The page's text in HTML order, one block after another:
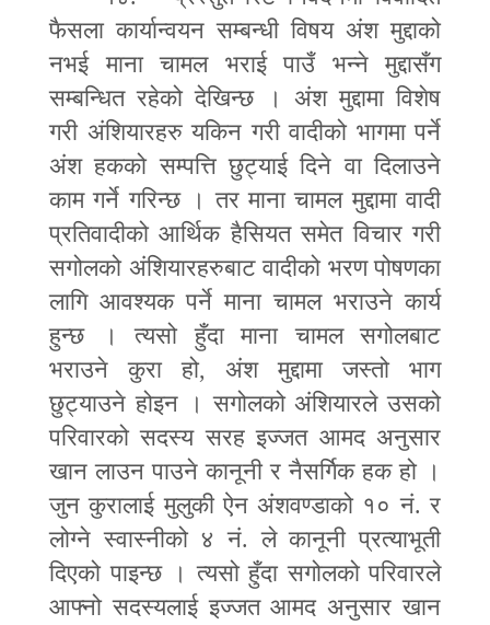
फैसला कार्यान्वयन सम्बन्धी विषय अंश मुद्दाको
नभई माना चामल भराई पाउँ भन्ने मुद्दासँग
सम्बन्धित रहेको देखिन्छ । अंश मुद्दामा विशेष
गरी अंशियारहरु यकिन गरी वादीको भागमा पर्ने
अंश हकको सम्पत्ति छुट्याई दिने वा दिलाउने
काम गर्ने गरिन्छ । तर माना चामल मुद्दामा वादी
प्रतिवादीको आर्थिक हैसियत समेत विचार गरी
सगोलको अंशियारहरुबाट वादीको भरण पोषणका
लागि आवश्यक पर्ने माना चामल भराउने कार्य
हुन्छ । त्यसो हुँदा माना चामल सगोलबाट
भराउने कुरा हो, अंश मुद्दामा जस्तो भाग
छुट्याउने होइन । सगोलको अंशियारले उसको
परिवारको सदस्य सरह इज्जत आमद अनुसार
खान लाउन पाउने कानूनी र नैसर्गिक हक हो ।
जुन कुरालाई मुलुकी ऐन अंशवण्डाको १० नं. र
लोग्ने स्वास्नीको ४ नं. ले कानूनी प्रत्याभूती
दिएको पाइन्छ । त्यसो हुँदा सगोलको परिवारले
आफ्नो सदस्यलाई इज्जत आमद अनुसार खान